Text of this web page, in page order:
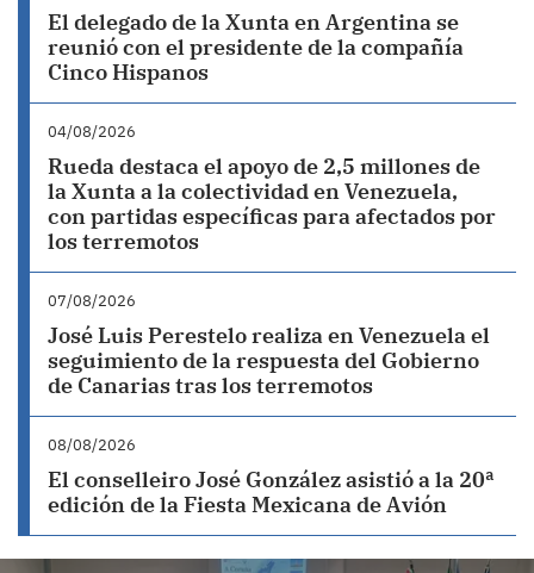
El delegado de la Xunta en Argentina se
reunió con el presidente de la compañía
Cinco Hispanos
04/08/2026
Rueda destaca el apoyo de 2,5 millones de
la Xunta a la colectividad en Venezuela,
con partidas específicas para afectados por
los terremotos
07/08/2026
José Luis Perestelo realiza en Venezuela el
seguimiento de la respuesta del Gobierno
de Canarias tras los terremotos
08/08/2026
El conselleiro José González asistió a la 20ª
edición de la Fiesta Mexicana de Avión